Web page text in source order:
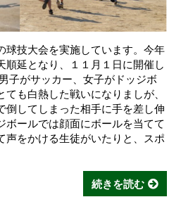
球技大会を実施しています。今年
順延となり、１１月１日に開催し
子がサッカー、女子がドッジボ
も白熱した戦いになりましが、
倒してしまった相手に手を差し伸
ボールでは顔面にボールを当てて
声をかける生徒がいたりと、スポ
続きを読む